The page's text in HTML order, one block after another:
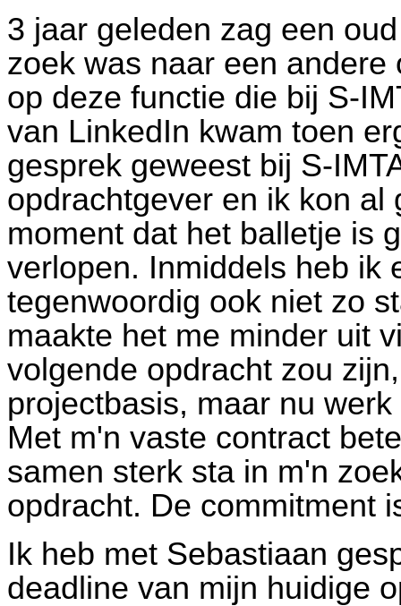
3 jaar geleden zag een
zoek was naar een
op deze functie die bij S-
van LinkedIn kwam toen
gesprek geweest bij S-
opdrachtgever en ik kon al
moment dat het balletje is
verlopen. Inmiddels heb ik
tegenwoordig ook niet zo
maakte het me minder uit
volgende opdracht zou zijn,
projectbasis, maar nu
Met m'n vaste contract
samen sterk sta in m'n
opdracht. De commitment
Ik heb met Sebastiaan
deadline van mijn huidige